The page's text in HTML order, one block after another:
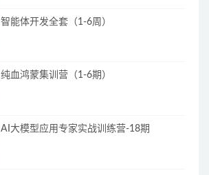
智能体开发全套（1-6周）
纯血鸿蒙集训营（1-6期）
AI大模型应用专家实战训练营-18期